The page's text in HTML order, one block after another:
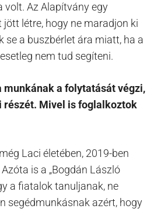
volt. Az Alapítvány egy
létre, hogy ne maradjon ki
se a buszbérlet ára miatt, ha a
nem tud segíteni.
munkának a folytatását végzi,
részét. Mivel is foglalkoztok
Laci életében, 2019-ben
is a „Bogdán László
a fiatalok tanuljanak, ne
segédmunkásnak azért, hogy